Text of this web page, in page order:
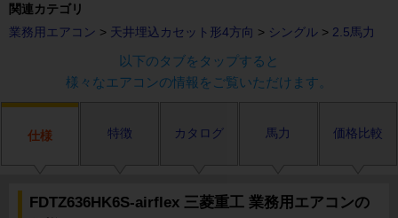
関連カテゴリ
業務用エアコン > 天井埋込カセット形4方向 > シングル > 2.5馬力
以下のタブをタップすると
様々なエアコンの情報をご覧いただけます。
仕様 特徴 カタログ 馬力 価格比較
FDTZ636HK6S-airflex 三菱重工 業務用エアコンの